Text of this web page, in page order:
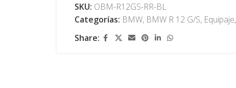
SKU: OBM-R12GS-RR-BL
Categorías: BMW, BMW R 12 G/S, Equipaje,
Share: